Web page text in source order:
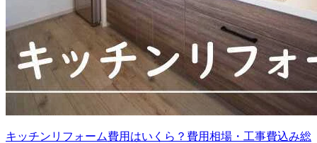
キッチンリフォーム費用はいくら？費用相場・工事費込み総